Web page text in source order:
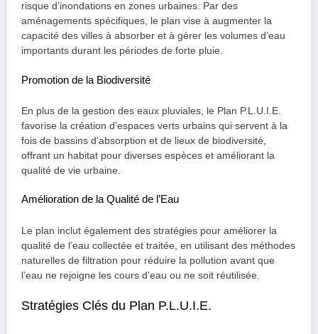
risque d’inondations en zones urbaines. Par des
aménagements spécifiques, le plan vise à augmenter la
capacité des villes à absorber et à gérer les volumes d’eau
importants durant les périodes de forte pluie.
Promotion de la Biodiversité
En plus de la gestion des eaux pluviales, le Plan P.L.U.I.E.
favorise la création d’espaces verts urbains qui servent à la
fois de bassins d’absorption et de lieux de biodiversité,
offrant un habitat pour diverses espèces et améliorant la
qualité de vie urbaine.
Amélioration de la Qualité de l’Eau
Le plan inclut également des stratégies pour améliorer la
qualité de l’eau collectée et traitée, en utilisant des méthodes
naturelles de filtration pour réduire la pollution avant que
l’eau ne rejoigne les cours d’eau ou ne soit réutilisée.
Stratégies Clés du Plan P.L.U.I.E.